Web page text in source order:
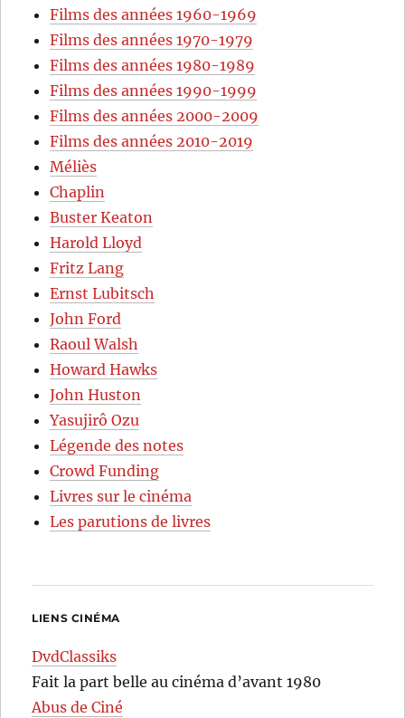
Films des années 1960-1969
Films des années 1970-1979
Films des années 1980-1989
Films des années 1990-1999
Films des années 2000-2009
Films des années 2010-2019
Méliès
Chaplin
Buster Keaton
Harold Lloyd
Fritz Lang
Ernst Lubitsch
John Ford
Raoul Walsh
Howard Hawks
John Huston
Yasujirô Ozu
Légende des notes
Crowd Funding
Livres sur le cinéma
Les parutions de livres
LIENS CINÉMA
DvdClassiks
Fait la part belle au cinéma d’avant 1980
Abus de Ciné